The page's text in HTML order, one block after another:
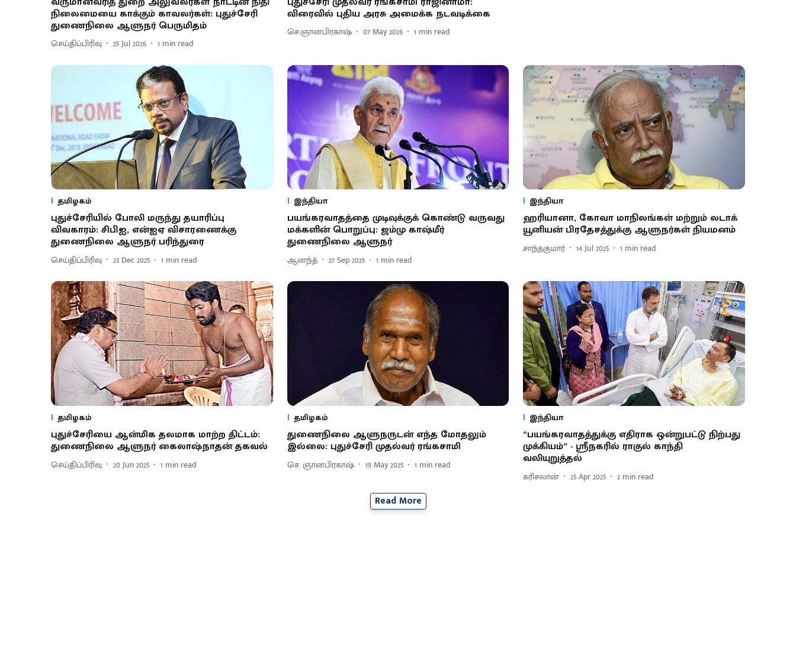
நிலைமையை காக்கும் காவலர்கள்: புதுச்சேரி
துணைநிலை ஆளுநர் பெருமிதம்
செய்திப்பிரிவு 25 Jul 2026 1 min read
விரைவில் புதிய அரசு அமைக்க நடவடிக்கை
செ.ஞானபிரகாஷ் 07 May 2026 1 min read
தமிழகம்
புதுச்சேரியில் போலி மருந்து தயாரிப்பு
விவகாரம்: சிபிஐ, என்ஐஏ விசாரணைக்கு
துணைநிலை ஆளுநர் பரிந்துரை
செய்திப்பிரிவு 23 Dec 2025 1 min read
இந்தியா
பயங்கரவாதத்தை முடிவுக்குக் கொண்டு வருவது
மக்களின் பொறுப்பு: ஜம்மு காஷ்மீர்
துணைநிலை ஆளுநர்
ஆனந்த் 27 Sep 2025 1 min read
இந்தியா
ஹரியானா, கோவா மாநிலங்கள் மற்றும் லடாக்
யூனியன் பிரதேசத்துக்கு ஆளுநர்கள் நியமனம்
சாந்தகுமார் 14 Jul 2025 1 min read
தமிழகம்
புதுச்சேரியை ஆன்மிக தலமாக மாற்ற திட்டம்:
துணைநிலை ஆளுநர் கைலாஷ்நாதன் தகவல்
செய்திப்பிரிவு 20 Jun 2025 1 min read
தமிழகம்
துணைநிலை ஆளுநருடன் எந்த மோதலும்
இல்லை: புதுச்சேரி முதல்வர் ரங்கசாமி
செ. ஞானபிரகாஷ் 19 May 2025 1 min read
இந்தியா
“பயங்கரவாதத்துக்கு எதிராக ஒன்றுபட்டு நிற்பது
முக்கியம்” - ஸ்ரீநகரில் ராகுல் காந்தி
வலியுறுத்தல்
கரிசலான் 25 Apr 2025 2 min read
Read More